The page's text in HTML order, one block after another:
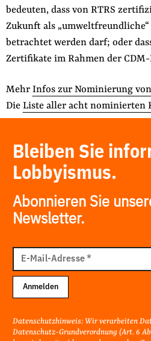
bedeuten, dass von RTRS
Zukunft als
betrachtet werden darf; oder
Zertifikate im Rahmen der
Mehr Infos zur Nominierung
Die Liste aller acht nominierten
Bleiben Sie
Lobbyismus.
Abonnieren Sie
Newsletter.
Mail
Adresse
E-Mail-Adresse*
Anmelden
Datenschutzhinweis: Wir verarbeiten
Datenschutz-Grundverordnung (Art. 6